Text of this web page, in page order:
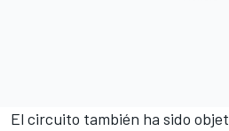
El circuito también ha sido